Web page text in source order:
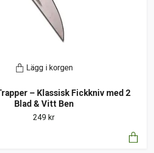
Lägg i korgen
– Klassisk Fickkniv med 2
Blad & Vitt Ben
249 kr